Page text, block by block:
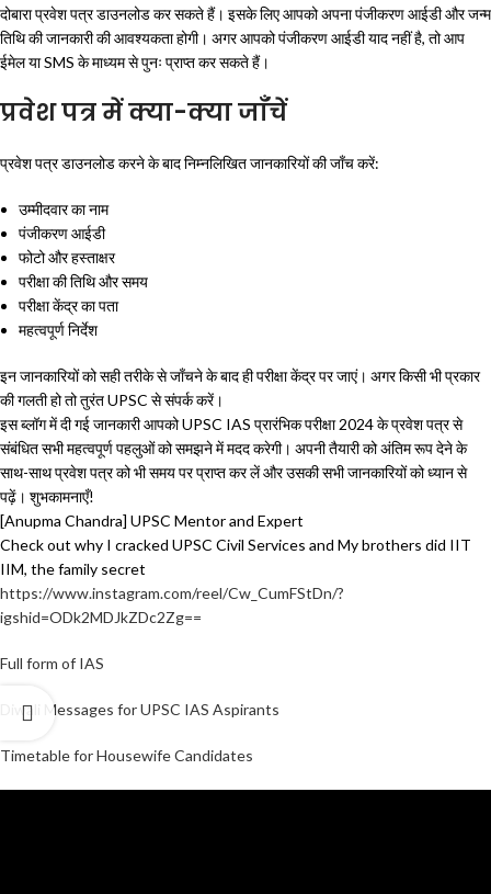
दोबारा प्रवेश पत्र डाउनलोड कर सकते हैं। इसके लिए आपको अपना पंजीकरण आईडी और जन्म
तिथि की जानकारी की आवश्यकता होगी। अगर आपको पंजीकरण आईडी याद नहीं है, तो आप
ईमेल या SMS के माध्यम से पुनः प्राप्त कर सकते हैं।
प्रवेश पत्र में क्या-क्या जाँचें
प्रवेश पत्र डाउनलोड करने के बाद निम्नलिखित जानकारियों की जाँच करें:
उम्मीदवार का नाम
पंजीकरण आईडी
फोटो और हस्ताक्षर
परीक्षा की तिथि और समय
परीक्षा केंद्र का पता
महत्वपूर्ण निर्देश
इन जानकारियों को सही तरीके से जाँचने के बाद ही परीक्षा केंद्र पर जाएं। अगर किसी भी प्रकार
की गलती हो तो तुरंत UPSC से संपर्क करें।
इस ब्लॉग में दी गई जानकारी आपको UPSC IAS प्रारंभिक परीक्षा 2024 के प्रवेश पत्र से
संबंधित सभी महत्वपूर्ण पहलुओं को समझने में मदद करेगी। अपनी तैयारी को अंतिम रूप देने के
साथ-साथ प्रवेश पत्र को भी समय पर प्राप्त कर लें और उसकी सभी जानकारियों को ध्यान से
पढ़ें। शुभकामनाएँ!
[Anupma Chandra] UPSC Mentor and Expert
Check out why I cracked UPSC Civil Services and My brothers did IIT
IIM, the family secret
https://www.instagram.com/reel/Cw_CumFStDn/?
igshid=ODk2MDJkZDc2Zg==
Full form of IAS
Diwali Messages for UPSC IAS Aspirants
Timetable for Housewife Candidates